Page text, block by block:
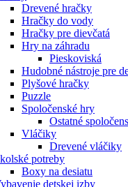
Drevené hračky
Hračky do vody
Hračky pre dievčatá
Hry na záhradu
Pieskoviská
Hudobné nástroje pre
Plyšové hračky
Puzzle
Spoločenské hry
Ostatné
Vláčiky
Drevené vláčiky
potreby
Boxy na desiatu
detskej izby